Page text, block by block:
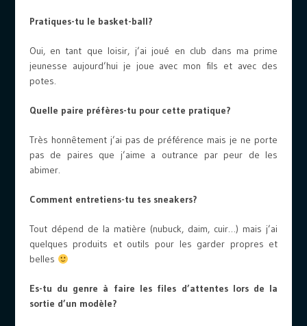
Pratiques-tu le basket-ball?
Oui, en tant que loisir, j’ai joué en club dans ma prime
jeunesse aujourd’hui je joue avec mon fils et avec des
potes.
Quelle paire préfères-tu pour cette pratique?
Très honnêtement j’ai pas de préférence mais je ne porte
pas de paires que j’aime a outrance par peur de les
abimer.
Comment entretiens-tu tes sneakers?
Tout dépend de la matière (nubuck, daim, cuir…) mais j’ai
quelques produits et outils pour les garder propres et
belles
Es-tu du genre à faire les files d’attentes lors de la
sortie d’un modèle?